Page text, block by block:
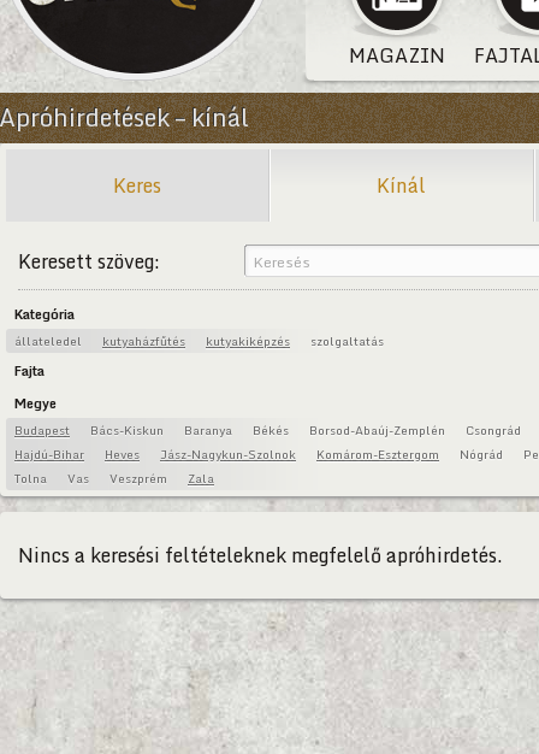
MAGAZIN
Apróhirdetések – kínál
Keres Kínál
Keresett szöveg:
Kategória
állateledel kutyaházfűtés kutyakiképzés szolgaltatás
Fajta
Megye
Budapest Bács-Kiskun Baranya Békés Borsod-Abaúj-Zemplén
Csongrád
Hajdú-Bihar
Heves Jász-Nagykun-Szolnok Komárom-Esztergom Nógrád
Tolna
Vas Veszprém Zala
Nincs a keresési feltételeknek megfelelő apróhirdetés.